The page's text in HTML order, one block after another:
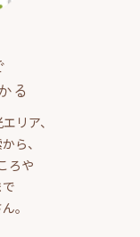
る
リア、
ら、
ろや
。